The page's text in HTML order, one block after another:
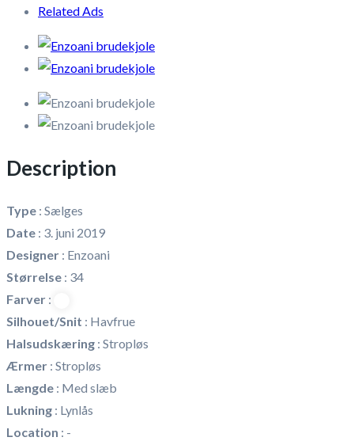
Related Ads
Description
Type : Sælges
Date : 3. juni 2019
Designer : Enzoani
Størrelse : 34
Farver :
Silhouet/Snit : Havfrue
Halsudskæring : Stropløs
Ærmer : Stropløs
Længde : Med slæb
Lukning : Lynlås
Location : -